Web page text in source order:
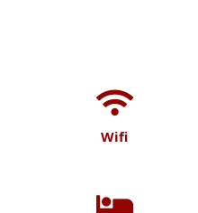
Wifi